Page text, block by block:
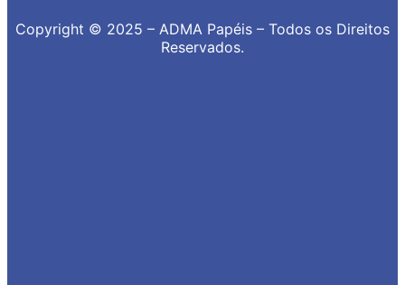
Copyright © 2025 – ADMA Papéis – Todos os Direitos
Reservados.